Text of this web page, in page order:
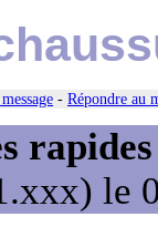
- Répondre au
le